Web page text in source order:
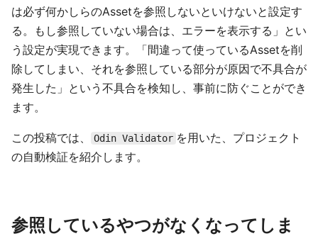
は必ず何かしらのAssetを参照しないといけないと設定す
る。もし参照していない場合は、エラーを表示する」とい
う設定が実現できます。「間違って使っているAssetを削
除してしまい、それを参照している部分が原因で不具合が
発生した」という不具合を検知し、事前に防ぐことができ
ます。
この投稿では、 Odin Validator を用いた、プロジェクト
の自動検証を紹介します。
参照しているやつがなくなってしま